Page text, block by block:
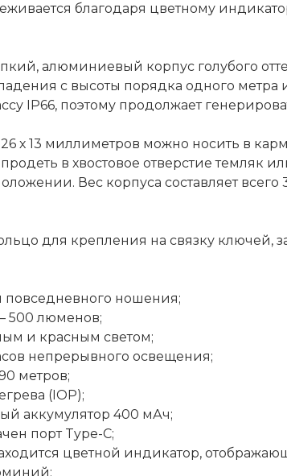
благодаря цветному
алюминиевый корпус голубого
с высоты порядка одного
IP66, поэтому продолжает
х 13 миллиметров можно носить в
в хвостовое отверстие
Вес корпуса составляет
для крепления на связку ключей,
ношения;
500 люменов;
и красным светом;
непрерывного освещения;
метров;
(IOP);
аккумулятор 400 мАч;
порт Type-C;
цветной индикатор,